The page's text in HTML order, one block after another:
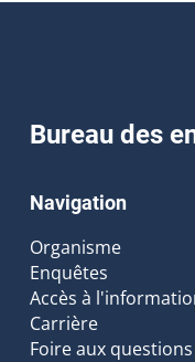
Bureau des
Navigation
Organisme
Enquêtes
Accès à
Carrière
Foire aux questions